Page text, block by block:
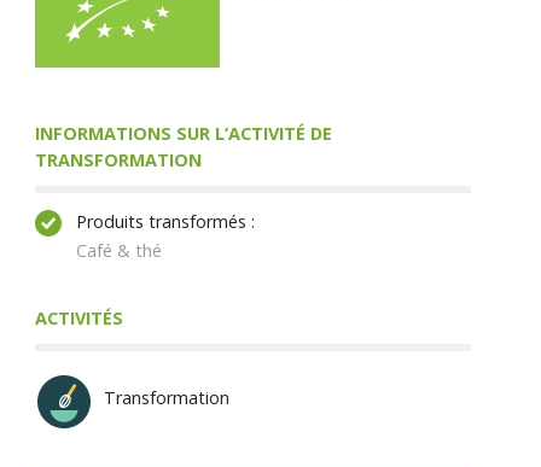
INFORMATIONS SUR L’ACTIVITÉ DE
TRANSFORMATION
Produits transformés :
Café & thé
ACTIVITÉS
Transformation